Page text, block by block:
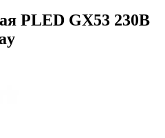
PLED GX53 230В